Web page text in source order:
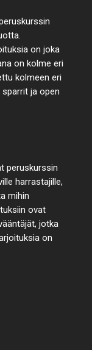
on joka
on kolme eri
kolmeen eri
ja open
peruskurssin
harrastajille,
mihin
ovat
jotka
on